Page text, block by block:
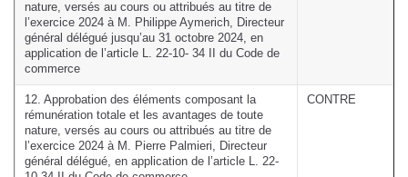
nature, versés au cours ou attribués au titre de
l’exercice 2024 à M. Philippe Aymerich, Directeur
général délégué jusqu’au 31 octobre 2024, en
application de l’article L. 22-10- 34 II du Code de
commerce
12. Approbation des éléments composant la
rémunération totale et les avantages de toute
nature, versés au cours ou attribués au titre de
l’exercice 2024 à M. Pierre Palmieri, Directeur
général délégué, en application de l’article L. 22-
CONTRE